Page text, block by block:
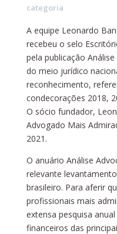
categoria
A equipe Leonardo
recebeu o selo
pela publicação
do meio jurídico
reconhecimento,
condecorações 2018,
O sócio fundador,
Advogado Mais
2021.
O anuário Análise
relevante
brasileiro. Para aferir
profissionais mais
extensa pesquisa
financeiros das